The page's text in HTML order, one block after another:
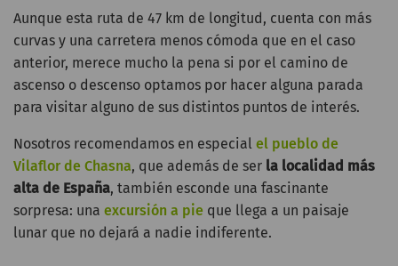
Aunque esta ruta de 47 km de longitud, cuenta con más
curvas y una carretera menos cómoda que en el caso
anterior, merece mucho la pena si por el camino de
ascenso o descenso optamos por hacer alguna parada
para visitar alguno de sus distintos puntos de interés.
Nosotros recomendamos en especial el pueblo de
Vilaflor de Chasna, que además de ser la localidad más
alta de España, también esconde una fascinante
sorpresa: una excursión a pie que llega a un paisaje
lunar que no dejará a nadie indiferente.